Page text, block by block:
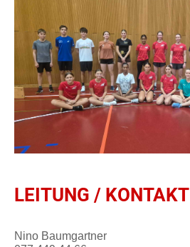
LEITUNG / KONTAKT
Nino Baumgartner